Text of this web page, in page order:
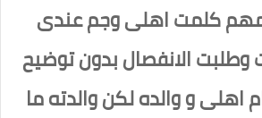
كلمت اهلى وجم عندى
وطلبت الانفصال بدون توضيح
اهلى و والده لكن والدته ما